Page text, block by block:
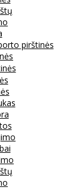
pirštinės